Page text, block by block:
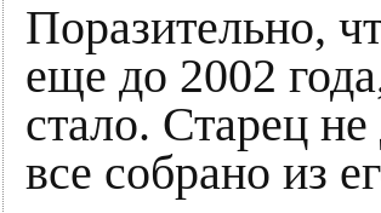
Поразительно,
еще до 2002
стало. Старец
все собрано из